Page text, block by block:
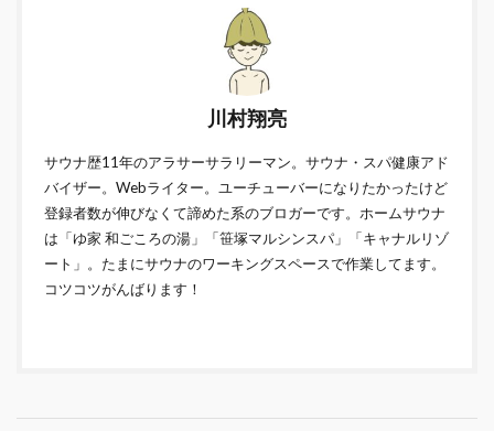
川村翔亮
サウナ歴11年のアラサーサラリーマン。サウナ・スパ健康アド
バイザー。Webライター。ユーチューバーになりたかったけど
登録者数が伸びなくて諦めた系のブロガーです。ホームサウナ
は「ゆ家 和ごころの湯」「笹塚マルシンスパ」「キャナルリゾ
ート」。たまにサウナのワーキングスペースで作業してます。
コツコツがんばります！